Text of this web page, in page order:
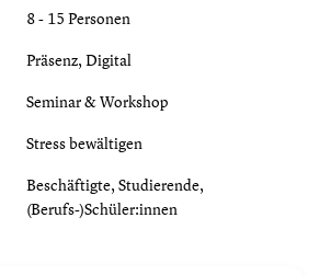
8 - 15 Personen
Präsenz, Digital
Seminar & Workshop
Stress bewältigen
Beschäftigte, Studierende,
(Berufs-)Schüler:innen